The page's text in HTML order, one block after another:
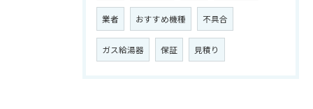
業者 おすすめ機種 不具合
ガス給湯器 保証 見積り